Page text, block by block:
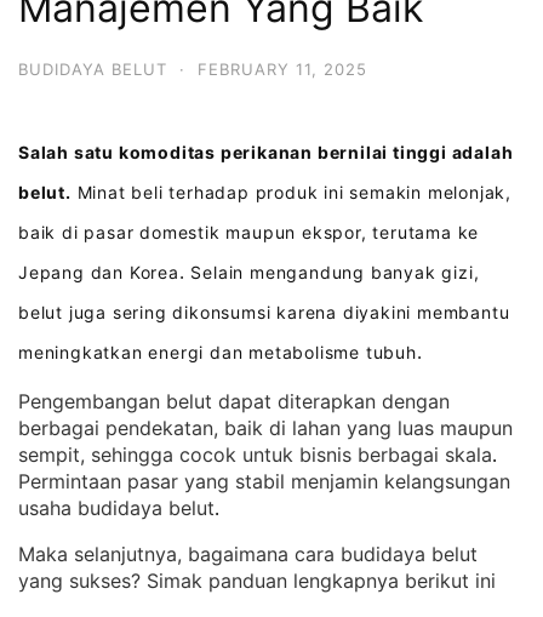
BUDIDAYA BELUT · FEBRUARY 11, 2025
Salah satu komoditas perikanan bernilai tinggi adalah
belut. Minat beli terhadap produk ini semakin melonjak,
baik di pasar domestik maupun ekspor, terutama ke
Jepang dan Korea. Selain mengandung banyak gizi,
belut juga sering dikonsumsi karena diyakini membantu
meningkatkan energi dan metabolisme tubuh.
Pengembangan belut dapat diterapkan dengan
berbagai pendekatan, baik di lahan yang luas maupun
sempit, sehingga cocok untuk bisnis berbagai skala
Permintaan pasar yang stabil menjamin kelangsungan
usaha budidaya belut.
Maka selanjutnya, bagaimana cara budidaya belut
yang sukses? Simak panduan lengkapnya berikut ini